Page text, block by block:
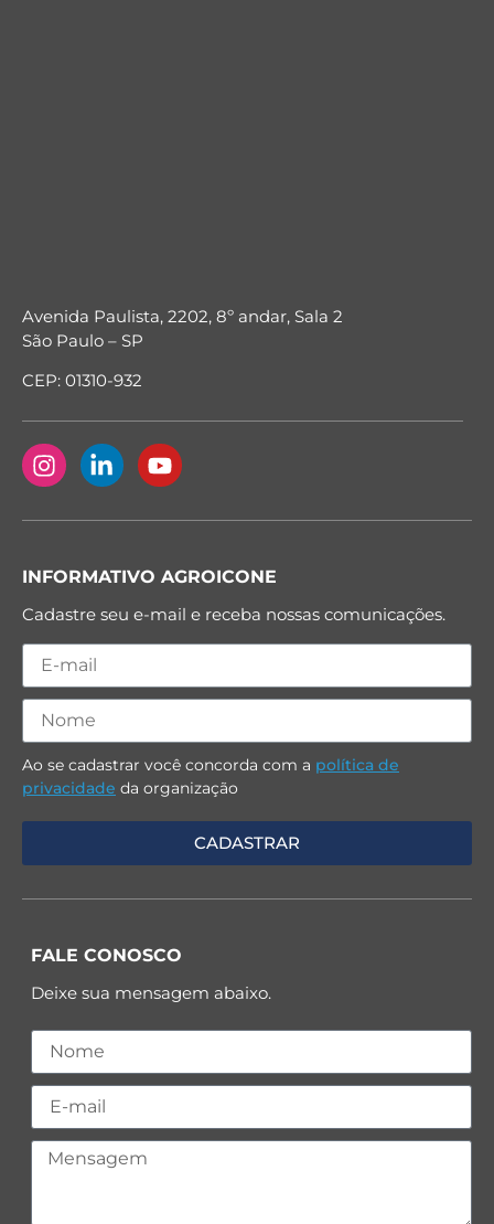
Avenida Paulista, 2202, 8º andar, Sala 2
São Paulo – SP
CEP: 01310-932
INFORMATIVO AGROICONE
Cadastre seu e-mail e receba nossas comunicações.
Ao se cadastrar você concorda com a política de
privacidade da organização
FALE CONOSCO
Deixe sua mensagem abaixo.